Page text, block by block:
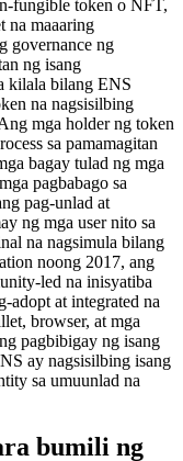
fungible token o NFT,
na maaaring
governance ng
ng isang
kilala bilang ENS
na nagsisilbing
mga holder ng token
sa pamamagitan
bagay tulad ng mga
pagbabago sa
pag-unlad at
ng mga user nito sa
na nagsimula bilang
noong 2017, ang
led na inisyatiba
adopt at integrated na
browser, at mga
pagbibigay ng isang
ay nagsisilbing isang
sa umuunlad na
bumili ng